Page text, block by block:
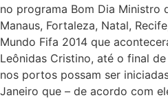
no programa Bom Dia Ministro
Manaus, Fortaleza, Natal,
Mundo Fifa 2014 que
Leônidas Cristino, até o final
nos portos possam ser
Janeiro que – de acordo com